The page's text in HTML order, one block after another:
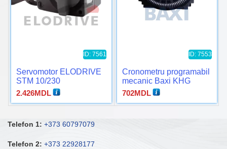
ID: 7561
Servomotor ELODRIVE
STM 10/230
2.426MDL
ID: 7553
Cronometru programabil
mecanic Baxi KHG
702MDL
Telefon 1: +373 60797079
Telefon 2: +373 22928177